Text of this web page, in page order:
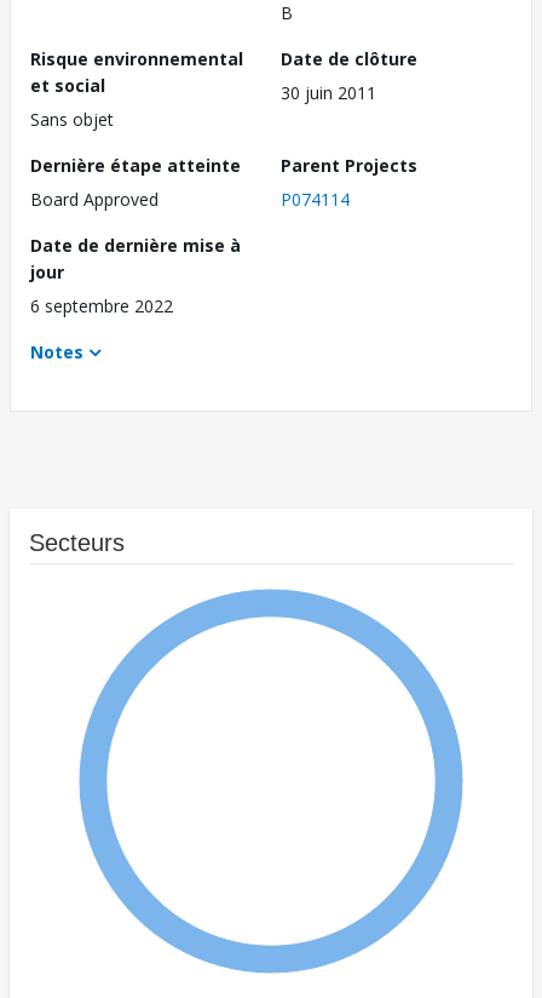
B
Risque environnemental
et social
Sans objet
Date de clôture
30 juin 2011
Dernière étape atteinte
Board Approved
Parent Projects
P074114
Date de dernière mise à
jour
6 septembre 2022
Notes
Secteurs